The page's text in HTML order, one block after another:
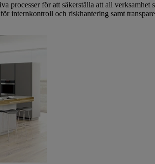
processer för att säkerställa att all
internkontroll och riskhantering samt